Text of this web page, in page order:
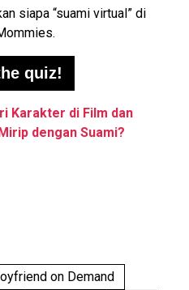
siapa “suami virtual” di
quiz!
Karakter di Film dan
dengan Suami?
on Demand